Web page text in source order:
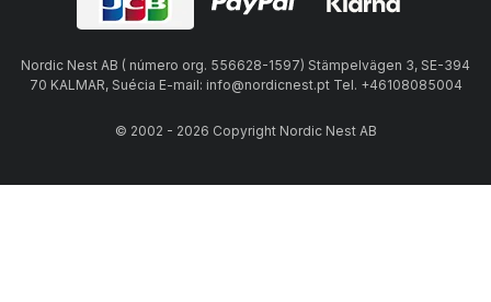
Nordic Nest AB ( número org. 556628-1597) Stämpelvägen 3, SE-394
70 KALMAR, Suécia E-mail: info@nordicnest.pt Tel. +46108085004
© 2002 - 2026 Copyright Nordic Nest AB